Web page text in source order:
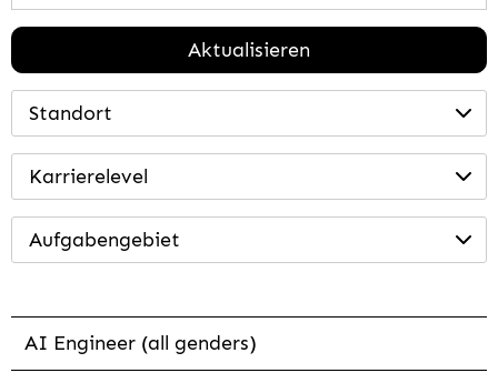
Aktualisieren
Standort
Karrierelevel
Aufgabengebiet
AI Engineer (all genders)